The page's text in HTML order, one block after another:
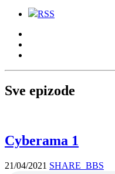
RSS
Sve epizode
Cyberama 1
21/04/2021 SHARE_BBS